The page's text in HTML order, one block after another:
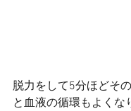
脱力をして5分ほどそ
と血液の循環もよくな